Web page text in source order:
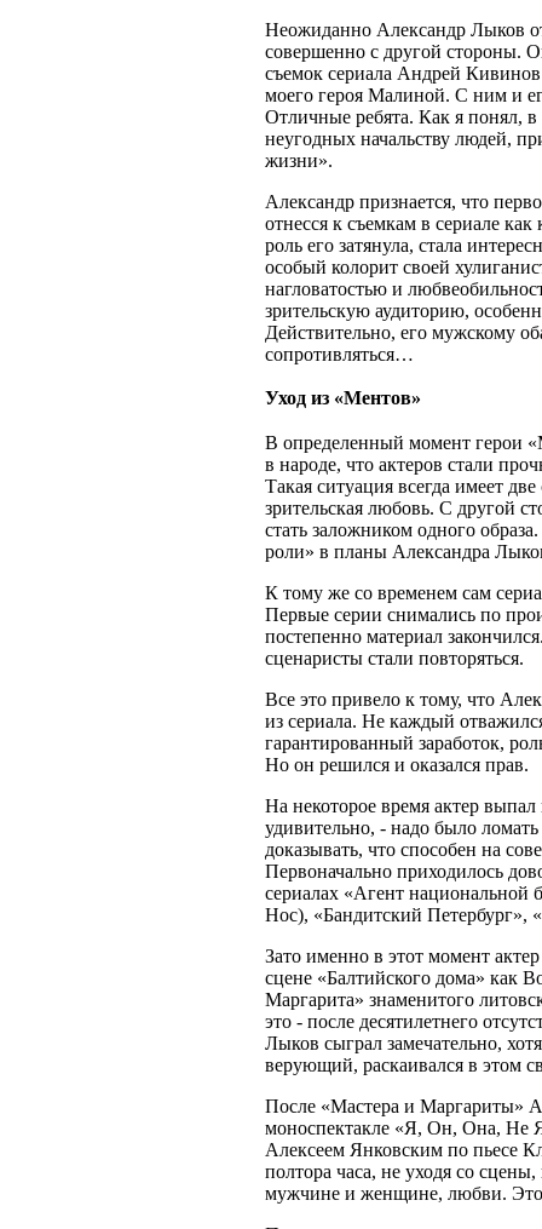
Неожиданно Александр Лыков
совершенно с другой стороны.
съемок сериала Андрей
моего героя Малиной. С ним и
Отличные ребята. Как я понял,
неугодных начальству людей,
жизни».
Александр признается, что
отнесся к съемкам в сериале
роль его затянула, стала
особый колорит своей
нагловатостью и
зрительскую аудиторию,
Действительно, его мужскому
сопротивляться…
Уход из «Ментов»
В определенный момент герои
в народе, что актеров стали
Такая ситуация всегда имеет
зрительская любовь. С другой
стать заложником одного
роли» в планы Александра
К тому же со временем сам
Первые серии снимались по
постепенно материал
сценаристы стали повторяться.
Все это привело к тому, что
из сериала. Не каждый
гарантированный заработок,
Но он решился и оказался прав.
На некоторое время актер
удивительно, - надо было
доказывать, что способен на
Первоначально приходилось
сериалах «Агент национальной
Нос), «Бандитский Петербург»,
Зато именно в этот момент
сцене «Балтийского дома» как
Маргарита» знаменитого
это - после десятилетнего
Лыков сыграл замечательно,
верующий, раскаивался в этом
После «Мастера и Маргариты»
моноспектакле «Я, Он, Она, Не
Алексеем Янковским по пьесе
полтора часа, не уходя со
мужчине и женщине, любви.